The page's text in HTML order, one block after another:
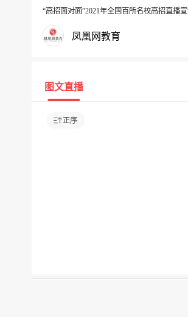
00:00
“高招面对面”2021年全国百所名校高招直播
凤凰网教育
图文直播
正序